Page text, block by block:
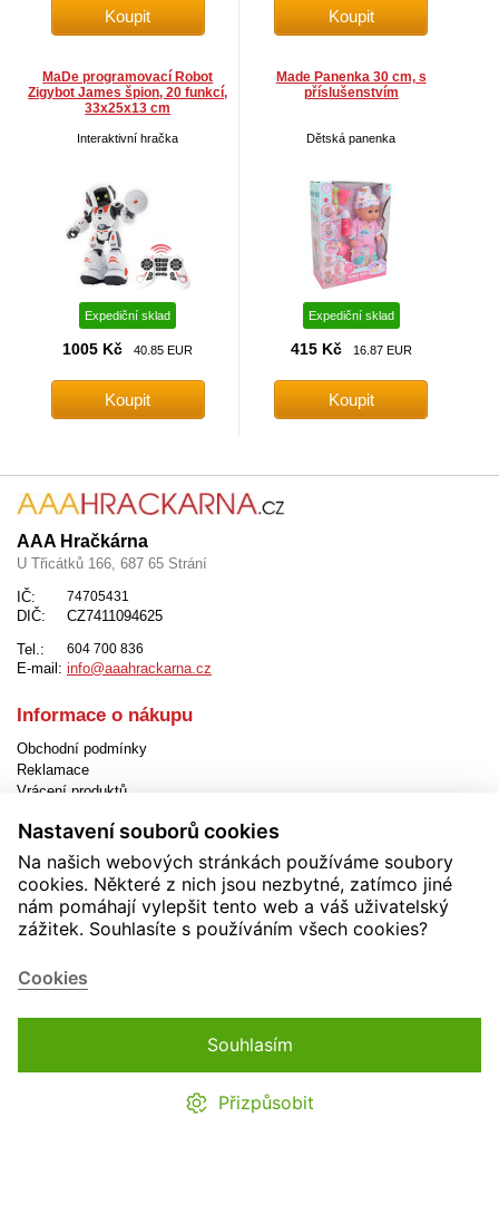
MaDe programovací Robot
Zigybot James špion, 20 funkcí,
33x25x13 cm
Interaktivní hračka
Expediční sklad
1005 Kč 40.85 EUR
Made Panenka 30 cm, s
příslušenstvím
Dětská panenka
Expediční sklad
415 Kč 16.87 EUR
AAA Hračkárna
U Třicátků 166, 687 65 Strání
IČ:
74705431
DIČ:
CZ7411094625
Tel.:
604 700 836
E-mail: info@aaahrackarna.cz
Informace o nákupu
Obchodní podmínky
Reklamace
Vrácení produktů
Způsob platby
Jak objednat
Nastavení cookies
Užitečné informace
Novinky
Akční produkty
Kontakty
Nastavení souborů cookies
Na našich webových stránkách používáme soubory
cookies. Některé z nich jsou nezbytné, zatímco jiné
nám pomáhají vylepšit tento web a váš uživatelský
zážitek. Souhlasíte s používáním všech cookies?
Cookies
Souhlasím
Přizpůsobit